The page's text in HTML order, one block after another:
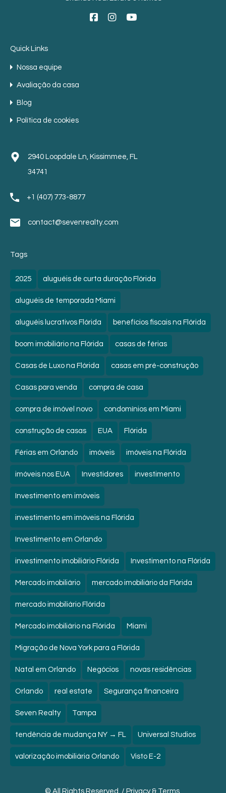
Quick Links
Nossa equipe
Avaliação da casa
Blog
Política de cookies
2940 Loopdale Ln, Kissimmee, FL
34741
+1 (407) 773-8877
contact@sevenrealty.com
Tags
2025 aluguéis de curta duração Flórida
aluguéis de temporada Miami
aluguéis lucrativos Flórida benefícios fiscais na Flórida
boom imobiliário na Flórida casas de férias
Casas de Luxo na Flórida casas em pré-construção
Casas para venda compra de casa
compra de imóvel novo condomínios em Miami
construção de casas EUA Flórida
Férias em Orlando imóveis imóveis na Flórida
imóveis nos EUA Investidores investimento
Investimento em imóveis
investimento em imóveis na Flórida
Investimento em Orlando
investimento imobiliário Flórida Investimento na Flórida
Mercado imobiliário mercado imobiliário da Flórida
mercado imobiliário Flórida
Mercado imobiliário na Flórida Miami
Migração de Nova York para a Flórida
Natal em Orlando Negócios novas residências
Orlando real estate Segurança financeira
Seven Realty Tampa
tendência de mudança NY → FL Universal Studios
valorização imobiliária Orlando Visto E-2
© All Rights Reserved. / Privacy & Terms.